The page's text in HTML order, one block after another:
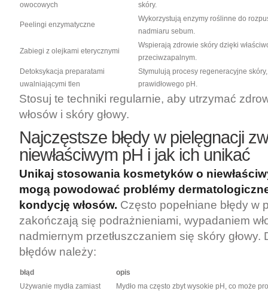
owocowych
skóry.
Peelingi enzymatyczne
Wykorzystują enzymy roślinne do
nadmiaru sebum.
Zabiegi z olejkami eterycznymi
Wspierają zdrowie skóry dzięki
przeciwzapalnym.
Detoksykacja preparatami
uwalniającymi tlen
Stymulują procesy regeneracyjne
prawidłowego pH.
Stosuj te techniki regularnie, aby utrzymać
włosów i skóry głowy.
Najczęstsze błędy w pielęgnacji
niewłaściwym pH i jak ich unikać
Unikaj stosowania kosmetyków o
mogą powodować problémy
kondycję włosów. Często popełniane błędy w
zakończają się podrażnieniami, wypadaniem
nadmiernym przetłuszczaniem się skóry
błędów należy:
błąd
opis
Używanie mydła zamiast
Mydło ma często zbyt wysokie pH, co może